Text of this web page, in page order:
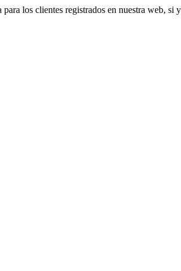
los clientes registrados en nuestra web, si